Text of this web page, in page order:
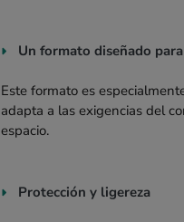
Un formato diseñado
Este formato es
adapta a las exigencias del
espacio.
Protección y ligereza